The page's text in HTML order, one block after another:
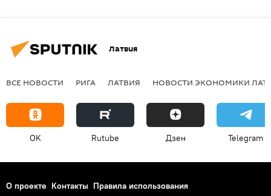
Латвия
ВСЕ НОВОСТИ РИГА ЛАТВИЯ НОВОСТИ ЭКОНОМИКИ
OK Rutube Дзен Telegram
О проекте Контакты Правила использования